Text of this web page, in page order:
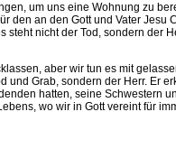
um uns eine Wohnung zu
den an den Gott und Vater Jesu
steht nicht der Tod, sondern der
aber wir tun es mit
und Grab, sondern der Herr. Er
hatten, seine Schwestern
wo wir in Gott vereint für